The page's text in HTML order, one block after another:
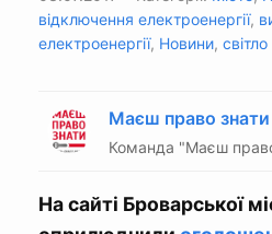
відключення електроенергії,
електроенергії, Новини, світло
Маєш право знати
Команда "Маєш
На сайті Броварської